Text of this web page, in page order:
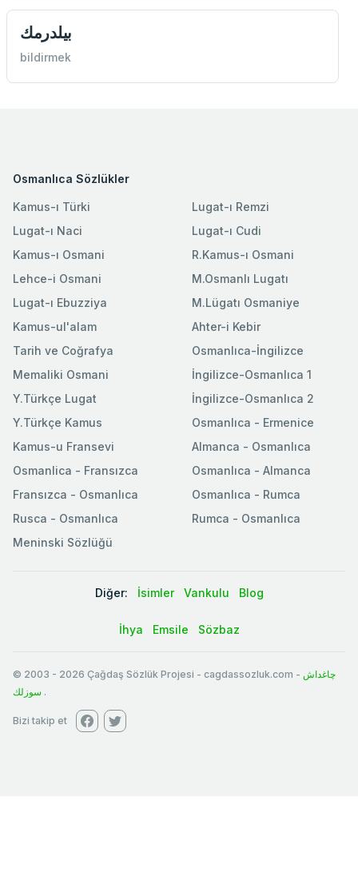
بيلدرمك
bildirmek
Osmanlıca Sözlükler
Kamus-ı Türki
Lugat-ı Naci
Kamus-ı Osmani
Lehce-i Osmani
Lugat-ı Ebuzziya
Lugat-ı Remzi
Lugat-ı Cudi
R.Kamus-ı Osmani
M.Osmanlı Lugatı
M.Lügatı Osmaniye
Kamus-ul'alam
Tarih ve Coğrafya
Memaliki Osmani
Y.Türkçe Lugat
Y.Türkçe Kamus
Ahter-i Kebir
Osmanlıca-İngilizce
İngilizce-Osmanlıca 1
İngilizce-Osmanlıca 2
Osmanlıca - Ermenice
Kamus-u Fransevi
Osmanlica - Fransızca
Fransızca - Osmanlıca
Rusca - Osmanlıca
Meninski Sözlüğü
Almanca - Osmanlıca
Osmanlıca - Almanca
Osmanlıca - Rumca
Rumca - Osmanlıca
Diğer: İsimler Vankulu Blog
İhya Emsile Sözbaz
© 2003 - 2026 Çağdaş Sözlük Projesi - cagdassozluk.com - چاغداش
سوزلك .
Bizi takip et